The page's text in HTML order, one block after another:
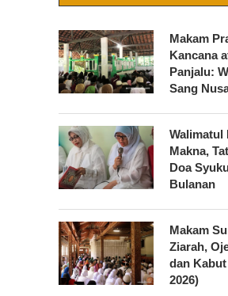
Makam
Kancana
Panjalu:
Sang
Walimatul
Makna,
Doa
Bulanan
Makam
Ziarah,
dan
2026)